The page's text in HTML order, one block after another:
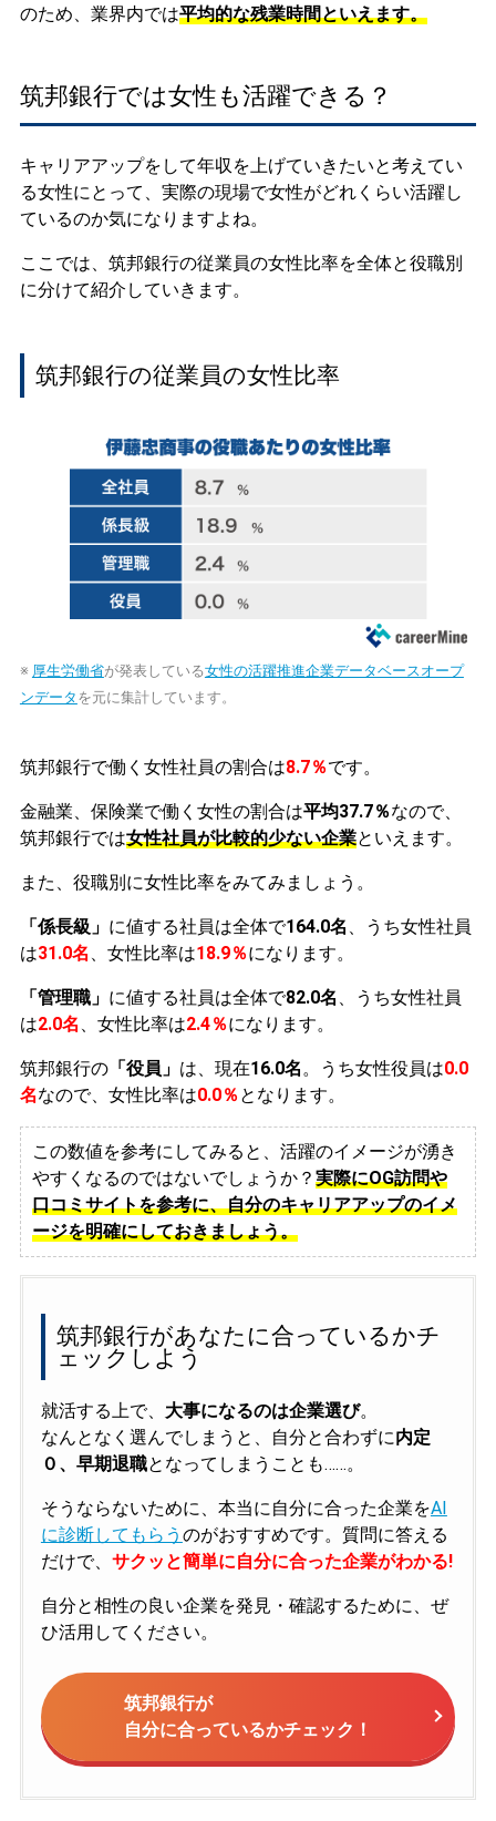
のため、業界内では平均的な残業時間といえます。
筑邦銀行では女性も活躍できる？
キャリアアップをして年収を上げていきたいと考えてい
る女性にとって、実際の現場で女性がどれくらい活躍し
ているのか気になりますよね。
ここでは、筑邦銀行の従業員の女性比率を全体と役職別
に分けて紹介していきます。
筑邦銀行の従業員の女性比率
※ 厚生労働省が発表している女性の活躍推進企業データベースオープ
ンデータ を元に集計しています。
筑邦銀行で働く女性社員の割合は8.7％です。
金融業、保険業で働く女性の割合は平均37.7％なので、
筑邦銀行では女性社員が比較的少ない企業といえます。
また、役職別に女性比率をみてみましょう。
「係長級」 に値する社員は全体で164.0名
、うち女性社員
は31.0名 、女性比率は18.9％になります。
「管理職」 に値する社員は全体で82.0名
、うち女性社員
は2.0名 、女性比率は2.4％になります。
筑邦銀行の「役員」 は、現在16.0名 。うち女性役員は0.0
名なので、女性比率は0.0％ となります。
この数値を参考にしてみると、活躍のイメージが湧き
やすくなるのではないでしょうか？ 実際にOG訪問や
口コミサイトを参考に、自分のキャリアアップのイメ
ージを明確にしておきましょう。
筑邦銀行があなたに合っているかチ
ェックしよう
就活する上で、 大事になるのは企業選び。
なんとなく選んでしまうと、自分と合わずに内定
０、早期退職となってしまうことも……。
そうならないために、本当に自分に合った企業をAI
に診断してもらう のがおすすめです。質問に答える
だけで、 サクッと簡単に自分に合った企業がわかる!
自分と相性の良い企業を発見・確認するために、ぜ
ひ活用してください。
筑邦銀行が
自分に合っているかチェック！